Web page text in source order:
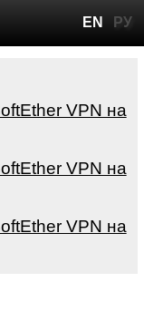
EN РУ
VPN на
VPN на
VPN на